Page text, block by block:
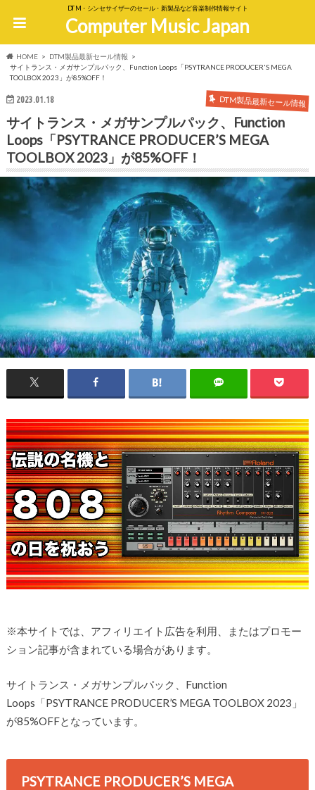
DTM・シンセサイザーのセール・新製品など音楽制作情報サイト
Computer Music Japan
HOME
DTM製品最新セール情報
サイトランス・メガサンプルパック、Function Loops「PSYTRANCE PRODUCER'S MEGA
TOOLBOX 2023」が85%OFF！
2023.01.18 DTM製品最新セール情報
サイトランス・メガサンプルパック、Function
Loops「PSYTRANCE PRODUCER’S MEGA
TOOLBOX 2023」が85%OFF！
※本サイトでは、アフィリエイト広告を利用、またはプロモー
ション記事が含まれている場合があります。
サイトランス・メガサンプルパック、Function
Loops「PSYTRANCE PRODUCER’S MEGA TOOLBOX 2023」
が85%OFFとなっています。
PSYTRANCE PRODUCER’S MEGA